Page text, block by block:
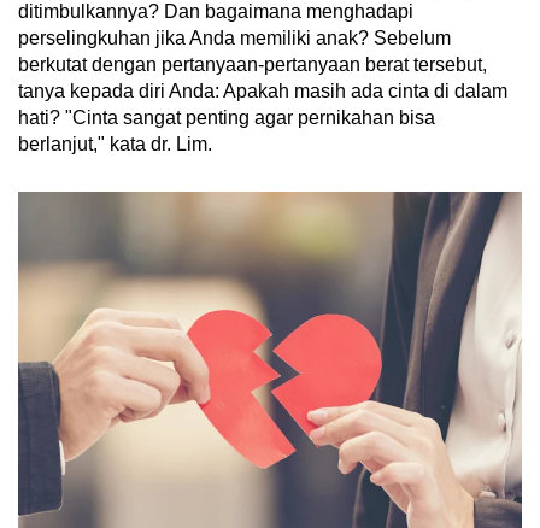
ditimbulkannya? Dan bagaimana menghadapi
perselingkuhan jika Anda memiliki anak? Sebelum
berkutat dengan pertanyaan-pertanyaan berat tersebut,
tanya kepada diri Anda: Apakah masih ada cinta di dalam
hati? "Cinta sangat penting agar pernikahan bisa
berlanjut," kata dr. Lim.